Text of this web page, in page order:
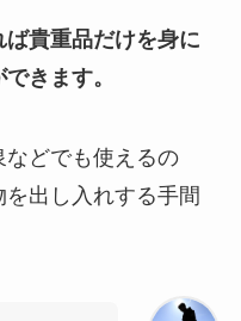
貴重品だけを身に
きます。
どでも使えるの
出し入れする手間